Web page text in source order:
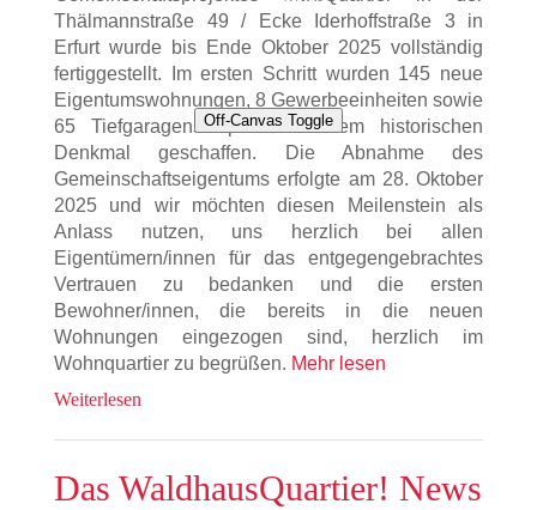
Off-Canvas Toggle
Thälmannstraße 49 / Ecke Iderhoffstraße 3 in
Erfurt wurde bis Ende Oktober 2025 vollständig
fertiggestellt. Im ersten Schritt wurden 145 neue
Eigentumswohnungen, 8 Gewerbeeinheiten sowie
65 Tiefgaragenstellplätze in dem historischen
Denkmal geschaffen. Die Abnahme des
Gemeinschaftseigentums erfolgte am 28. Oktober
2025 und wir möchten diesen Meilenstein als
Anlass nutzen, uns herzlich bei allen
Eigentümern/innen für das entgegengebrachtes
Vertrauen zu bedanken und die ersten
Bewohner/innen, die bereits in die neuen
Wohnungen eingezogen sind, herzlich im
Wohnquartier zu begrüßen. Mehr lesen
Weiterlesen
Das WaldhausQuartier! News